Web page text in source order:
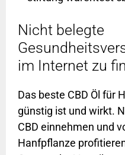
Nicht belegte
im Internet zu
Das beste CBD Öl für
günstig ist und wirkt.
CBD einnehmen und
Hanfpflanze